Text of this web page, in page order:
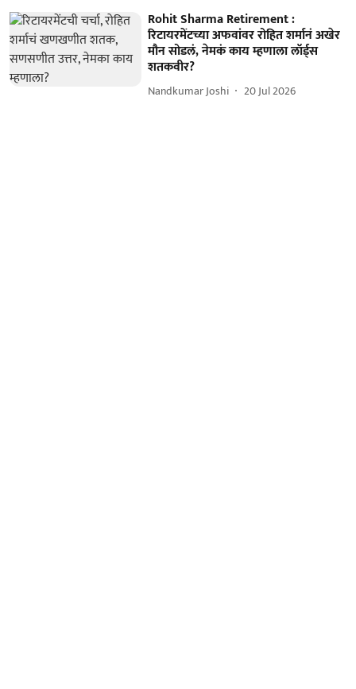
Rohit Sharma Retirement :
रिटायरमेंटच्या अफवांवर रोहित शर्मानं अखेर
मौन सोडलं, नेमकं काय म्हणाला लॉर्ड्स
शतकवीर?
Nandkumar Joshi 20 Jul 2026